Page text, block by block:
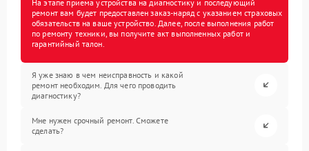
На этапе приема устройства на диагностику и последующий
ремонт вам будет предоставлен заказ-наряд с указанием страховых
обязательств на ваше устройство. Далее, после выполнения работ
по ремонту техники, вы получите акт выполненных работ и
гарантийный талон.
Я уже знаю в чем неисправность и какой
ремонт необходим. Для чего проводить
диагностику?
Мне нужен срочный ремонт. Сможете
сделать?